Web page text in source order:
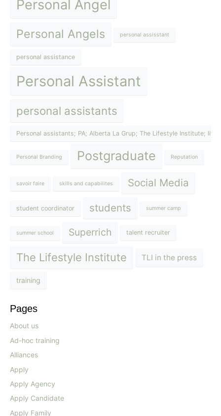
Personal Angel
Personal Angels personal assisstant
personal assistance
Personal Assistant
personal assistants
Personal assistants; PA; Alberta La Grup; The Lifestyle Institute;
Personal Branding Postgraduate Reputation
savoir faire skills and capabilites Social Media
student coordinator students summer camp
summer school Superrich talent recruiter
The Lifestyle Institute TLI in the press
training
Pages
About us
Ad-hoc training
Alliances
Apply
Apply Agency
Apply Candidate
Apply Family